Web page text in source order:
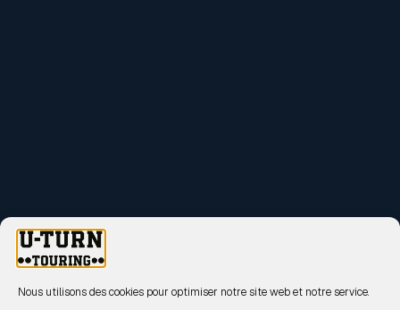
Nous utilisons des cookies pour optimiser notre site web et notre service.